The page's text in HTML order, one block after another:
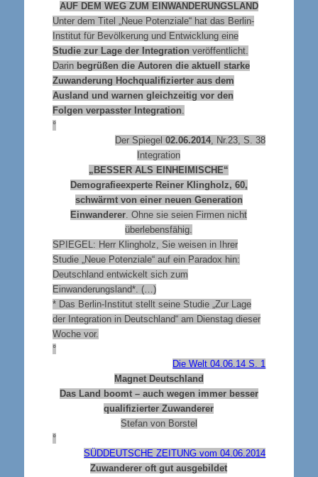
AUF DEM WEG ZUM EINWANDERUNGSLAND
Unter dem Titel „Neue Potenziale“ hat das Berlin-
Institut für Bevölkerung und Entwicklung eine
Studie zur Lage der Integration veröffentlicht.
Darin begrüßen die Autoren die aktuell starke
Zuwanderung Hochqualifizierter aus dem
Ausland und warnen gleichzeitig vor den
Folgen verpasster Integration.
°
Der Spiegel02.06.2014, Nr.23, S. 38
Integration
„BESSER ALS EINHEIMISCHE“
Demografieexperte Reiner Klingholz, 60,
schwärmt von einer neuen Generation
Einwanderer. Ohne sie seien Firmen nicht
überlebensfähig.
SPIEGEL: Herr Klingholz, Sie weisen in Ihrer
Studie „Neue Potenziale“ auf ein Paradox hin:
Deutschland entwickelt sich zum
Einwanderungsland*. (…)
* Das Berlin-Institut stellt seine Studie „Zur Lage
der Integration in Deutschland“ am Dienstag dieser
Woche vor.
°
Die Welt 04.06.14 S. 1
Magnet Deutschland
Das Land boomt – auch wegen immer besser
qualifizierter Zuwanderer
Stefan von Borstel
°
SÜDDEUTSCHE ZEITUNG vom 04.06.2014
Zuwanderer oft gut ausgebildet